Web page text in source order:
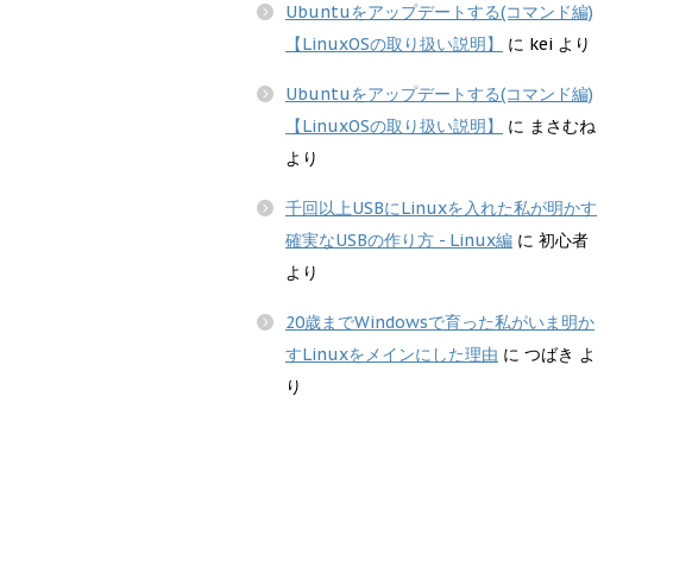
Ubuntuをアップデートする(コマンド編)
【LinuxOSの取り扱い説明】
に kei より
Ubuntuをアップデートする(コマンド編)
【LinuxOSの取り扱い説明】
に まさむね
より
千回以上USBにLinuxを入れた私が明かす
確実なUSBの作り方 - Linux編 に 初心者
より
20歳までWindowsで育った私がいま明か
すLinuxをメインにした理由 に つばき よ
り